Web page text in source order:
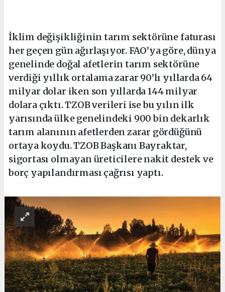
İklim değişikliğinin tarım sektörüne faturası
her geçen gün ağırlaşıyor. FAO’ya göre, dünya
genelinde doğal afetlerin tarım sektörüne
verdiği yıllık ortalama zarar 90’lı yıllarda 64
milyar dolar iken son yıllarda 144 milyar
dolara çıktı. TZOB verileri ise bu yılın ilk
yarısında ülke genelindeki 900 bin dekarlık
tarım alanının afetlerden zarar gördüğünü
ortaya koydu. TZOB Başkanı Bayraktar,
sigortası olmayan üreticilere nakit destek ve
borç yapılandırması çağrısı yaptı.